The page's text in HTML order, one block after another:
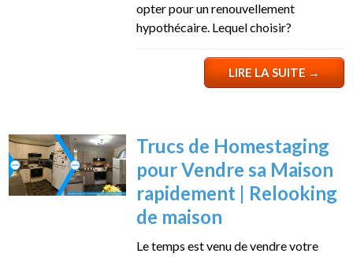
opter pour un renouvellement
hypothécaire. Lequel choisir?
LIRE LA SUITE→
Trucs de Homestaging
pour Vendre sa Maison
rapidement | Relooking
de maison
Le temps est venu de vendre votre